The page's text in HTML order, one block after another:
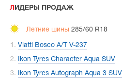
ЛИДЕРЫ ПРОДАЖ
Летние шины 285/60 R18
Viatti Bosco A/T V-237
Ikon Tyres Character Aqua SUV
Ikon Tyres Autograph Aqua 3 SUV